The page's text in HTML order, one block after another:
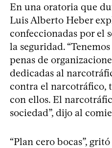
En una oratoria que
Luis Alberto Heber
confeccionadas por el
la seguridad.
penas de
dedicadas al
contra el narcotráfico,
con ellos. El
sociedad”, dijo al
“Plan cero bocas”,